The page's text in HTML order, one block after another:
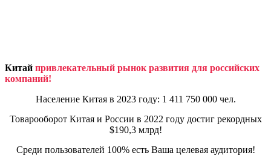
Китай привлекательный рынок развития для российских
компаний!
Население Китая в 2023 году: 1 411 750 000 чел.
Товарооборот Китая и России в 2022 году достиг рекордных
$190,3 млрд!
Среди пользователей 100% есть Ваша целевая аудитория!